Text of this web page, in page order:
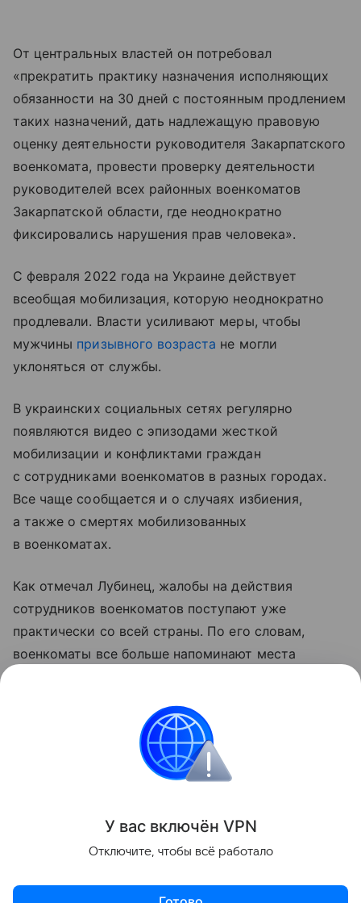
От центральных властей он потребовал
«прекратить практику назначения исполняющих
обязанности на 30 дней с постоянным продлением
таких назначений, дать надлежащую правовую
оценку деятельности руководителя Закарпатского
военкомата, провести проверку деятельности
руководителей всех районных военкоматов
Закарпатской области, где неоднократно
фиксировались нарушения прав человека».
С февраля 2022 года на Украине действует
всеобщая мобилизация, которую неоднократно
продлевали. Власти усиливают меры, чтобы
мужчины призывного возраста не могли
уклоняться от службы.
В украинских социальных сетях регулярно
появляются видео с эпизодами жесткой
мобилизации и конфликтами граждан
с сотрудниками военкоматов в разных городах.
Все чаще сообщается и о случаях избиения,
а также о смертях мобилизованных
в военкоматах.
Как отмечал Лубинец, жалобы на действия
сотрудников военкоматов поступают уже
практически со всей страны. По его словам,
военкоматы все больше напоминают места
коррупция
Поделиться
У вас включён VPN
Отключите, чтобы всё работало